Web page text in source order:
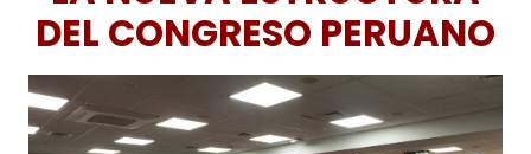
DEL CONGRESO PERUANO